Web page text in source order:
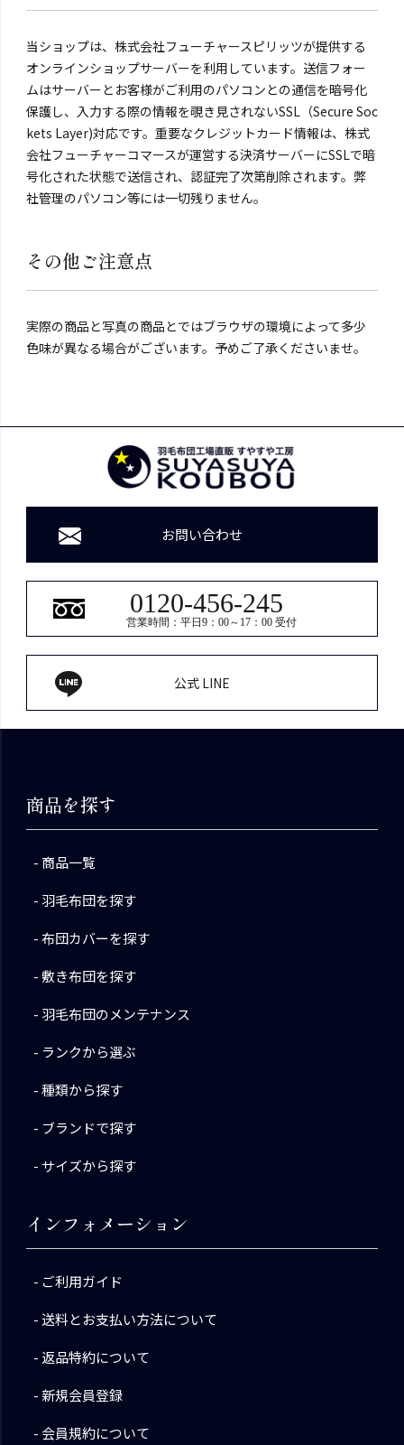
当ショップは、株式会社フューチャースピリッツが提供する
オンラインショップサーバーを利用しています。送信フォー
ムはサーバーとお客様がご利用のパソコンとの通信を暗号化
保護し、入力する際の情報を覗き見されないSSL（Secure Soc
kets Layer)対応です。重要なクレジットカード情報は、株式
会社フューチャーコマースが運営する決済サーバーにSSLで暗
号化された状態で送信され、認証完了次第削除されます。弊
社管理のパソコン等には一切残りません。
その他ご注意点
実際の商品と写真の商品とではブラウザの環境によって多少
色味が異なる場合がございます。予めご了承くださいませ。
お問い合わせ
0120-456-245
営業時間：平日9：00～17：00 受付
公式 LINE
商品を探す
商品一覧
羽毛布団を探す
布団カバーを探す
敷き布団を探す
羽毛布団のメンテナンス
ランクから選ぶ
種類から探す
ブランドで探す
サイズから探す
インフォメーション
ご利用ガイド
送料とお支払い方法について
返品特約について
新規会員登録
会員規約について